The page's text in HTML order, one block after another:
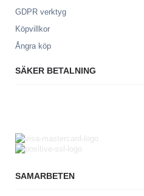
GDPR verktyg
Köpvillkor
Ångra köp
SÄKER BETALNING
SAMARBETEN